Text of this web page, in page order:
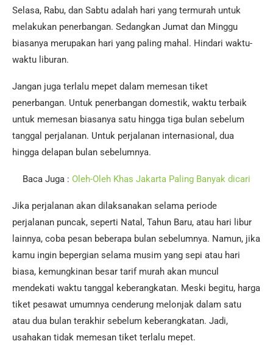
Selasa, Rabu, dan Sabtu adalah hari yang termurah untuk
melakukan penerbangan. Sedangkan Jumat dan Minggu
biasanya merupakan hari yang paling mahal. Hindari waktu-
waktu liburan.
Jangan juga terlalu mepet dalam memesan tiket
penerbangan. Untuk penerbangan domestik, waktu terbaik
untuk memesan biasanya satu hingga tiga bulan sebelum
tanggal perjalanan. Untuk perjalanan internasional, dua
hingga delapan bulan sebelumnya.
Baca Juga : Oleh-Oleh Khas Jakarta Paling Banyak dicari
Jika perjalanan akan dilaksanakan selama periode
perjalanan puncak, seperti Natal, Tahun Baru, atau hari libur
lainnya, coba pesan beberapa bulan sebelumnya. Namun, jika
kamu ingin bepergian selama musim yang sepi atau hari
biasa, kemungkinan besar tarif murah akan muncul
mendekati waktu tanggal keberangkatan. Meski begitu, harga
tiket pesawat umumnya cenderung melonjak dalam satu
atau dua bulan terakhir sebelum keberangkatan. Jadi,
usahakan tidak memesan tiket terlalu mepet.